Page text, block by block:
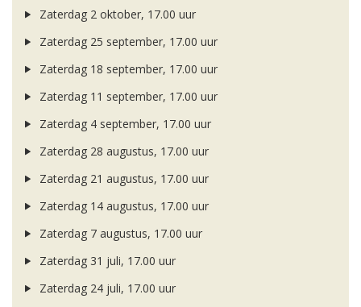
Zaterdag 2 oktober, 17.00 uur
Zaterdag 25 september, 17.00 uur
Zaterdag 18 september, 17.00 uur
Zaterdag 11 september, 17.00 uur
Zaterdag 4 september, 17.00 uur
Zaterdag 28 augustus, 17.00 uur
Zaterdag 21 augustus, 17.00 uur
Zaterdag 14 augustus, 17.00 uur
Zaterdag 7 augustus, 17.00 uur
Zaterdag 31 juli, 17.00 uur
Zaterdag 24 juli, 17.00 uur